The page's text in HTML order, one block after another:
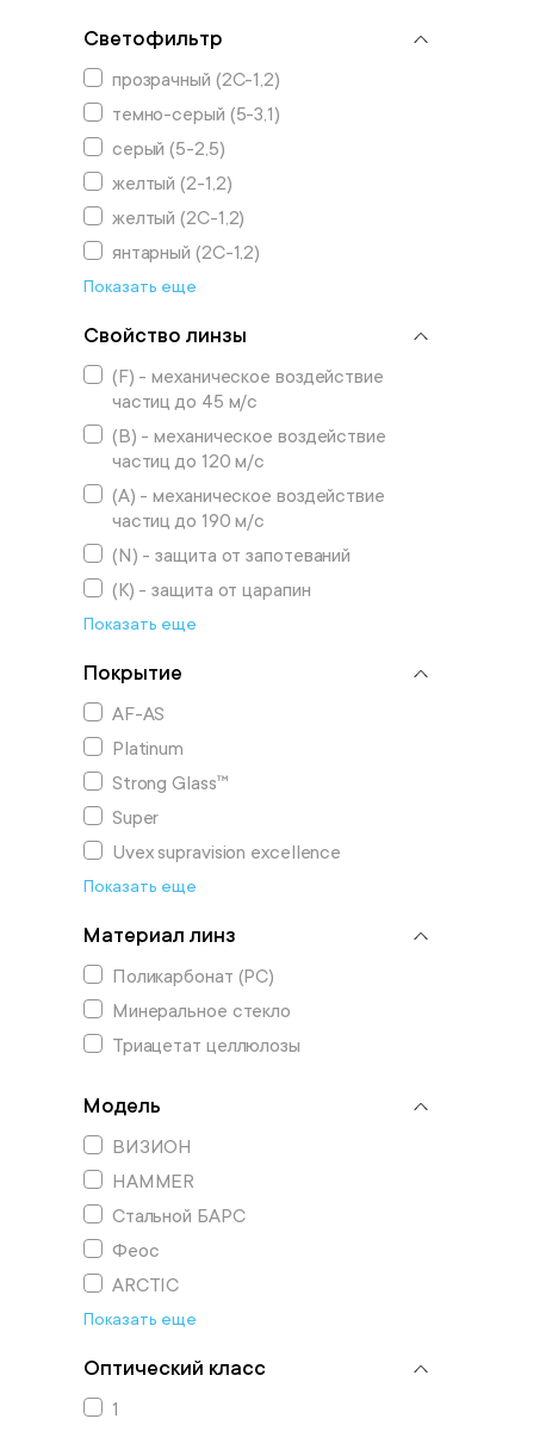
Светофильтр
прозрачный (2С-1,2)
темно-серый (5-3,1)
серый (5-2,5)
желтый (2-1,2)
желтый (2C-1,2)
янтарный (2C-1,2)
Показать еще
Свойство линзы
(F) - механическое воздействие
частиц до 45 м/с
(B) - механическое воздействие
частиц до 120 м/с
(А) - механическое воздействие
частиц до 190 м/с
(N) - защита от запотеваний
(К) - защита от царапин
Показать еще
Покрытие
AF-АS
Platinum
Strong Glass™
Super
Uvex supravision excellence
Показать еще
Материал линз
Поликарбонат (РС)
Минеральное стекло
Триацетат целлюлозы
Модель
ВИЗИОН
HAMMER
Стальной БАРС
Феос
ARCTIC
Показать еще
Оптический класс
1